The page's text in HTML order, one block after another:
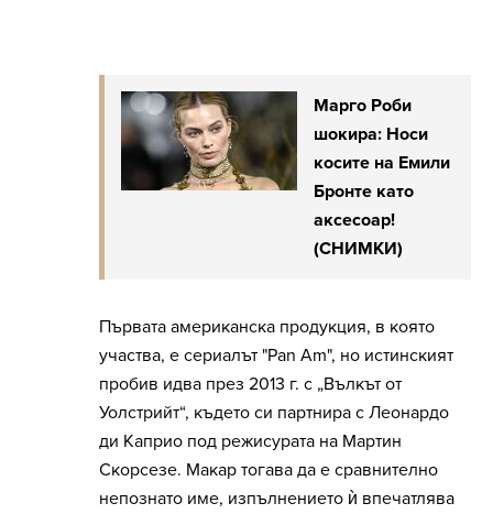
Марго Роби
шокира: Носи
косите на Емили
Бронте като
аксесоар!
(СНИМКИ)
Първата американска продукция, в която
участва, е сериалът "Pan Am", но истинският
пробив идва през 2013 г. с „Вълкът от
Уолстрийт“, където си партнира с Леонардо
ди Каприо под режисурата на Мартин
Скорсезе. Макар тогава да е сравнително
непознато име, изпълнението ѝ впечатлява